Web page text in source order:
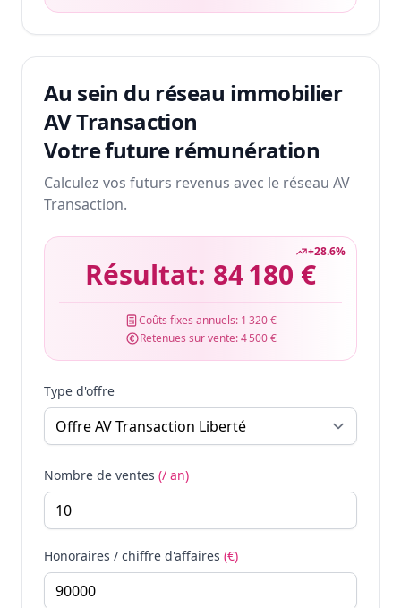
Au sein du réseau immobilier
AV Transaction
Votre future rémunération
Calculez vos futurs revenus avec le réseau AV
Transaction.
+28.6%
Résultat: 84 180 €
Coûts fixes annuels: 1 320 €
Retenues sur vente:4 500 €
Type d'offre
Nombre de ventes (/ an)
Honoraires / chiffre d'affaires (€)